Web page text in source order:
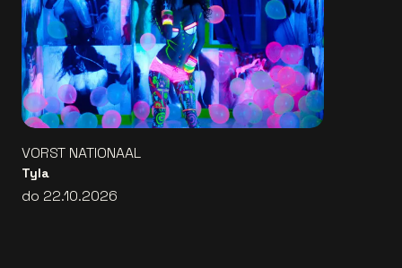
VORST NATIONAAL
Tyla
do 22.10.2026